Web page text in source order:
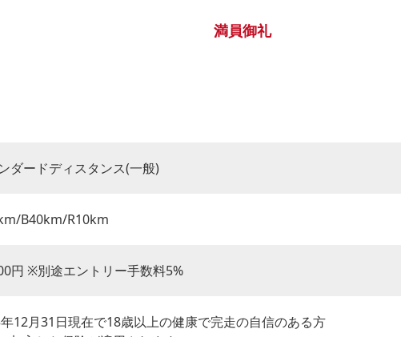
満員御礼
ダードディスタンス(一般)
B40km/R10km
円 ※別途エントリー手数料5%
12月31日現在で18歳以上の健康で完走の自信のある方